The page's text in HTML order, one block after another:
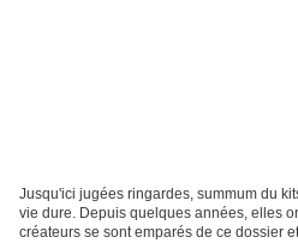
Jusqu'ici jugées ringardes, summum du
vie dure. Depuis quelques années, elles
créateurs se sont emparés de ce dossier